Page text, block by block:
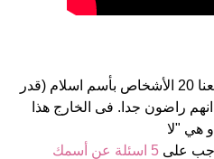
اسلام هو اسم للبنين على موقعنا 20 الأشخاص بأسم اسلام (قدر
ب 5 نجمة من 5 يبدو انهم راضون جدا. فى الخارج هذا
هي "لا
على 5 اسئلة عن أسمك